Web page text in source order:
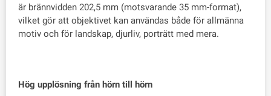
är brännvidden 202,5 mm (motsvarande 35 mm-format),
vilket gör att objektivet kan användas både för allmänna
motiv och för landskap, djurliv, porträtt med mera.
Hög upplösning från hörn till hörn